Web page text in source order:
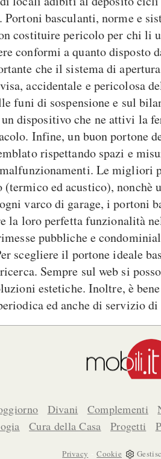
basculanti, norme e
costituire pericolo per chi
conformi a quanto
che il sistema di
accidentale e pericolosa
funi di sospensione e sul
dispositivo che ne attivi la
Infine, un buon portone
rispettando spazi e
Le migliori
ed acustico),
varco di garage, i portoni
la loro perfetta funzionalità
pubbliche e
scegliere il portone ideale
Sempre sul web si
estetiche. Inoltre, è
ed anche di servizio
Divani Complementi
Cura della Casa Progetti
Privacy -Cookie